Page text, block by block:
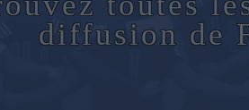
diffusion de